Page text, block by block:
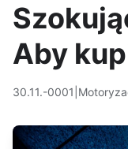
Aby
30.11.-0001